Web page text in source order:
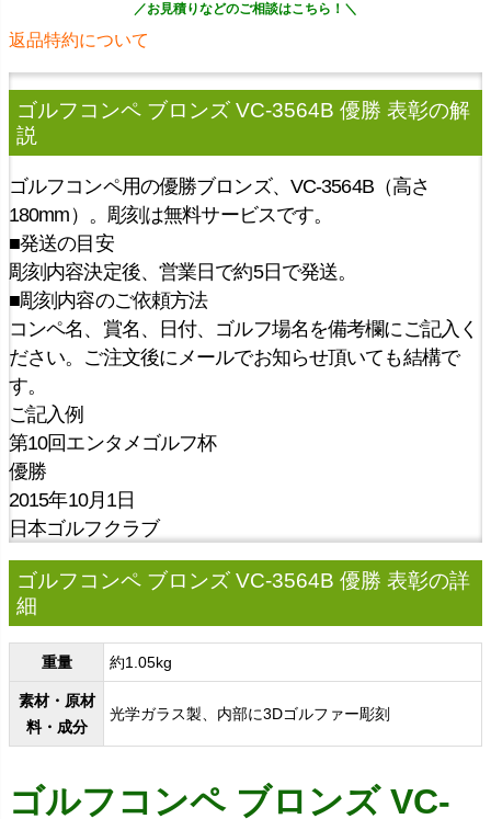
返品特約について
ゴルフコンペ ブロンズ VC-3564B 優勝 表彰の解
説
ゴルフコンペ用の優勝ブロンズ、VC-3564B（高さ
180mm）。彫刻は無料サービスです。
■発送の目安
彫刻内容決定後、営業日で約5日で発送。
■彫刻内容のご依頼方法
コンペ名、賞名、日付、ゴルフ場名を備考欄にご記入く
ださい。ご注文後にメールでお知らせ頂いても結構で
す。
ご記入例
第10回エンタメゴルフ杯
優勝
2015年10月1日
日本ゴルフクラブ
ゴルフコンペ ブロンズ VC-3564B 優勝 表彰の詳
細
重量 約1.05kg
素材・原材
料・成分
光学ガラス製、内部に3Dゴルファー彫刻
ゴルフコンペ ブロンズ VC-